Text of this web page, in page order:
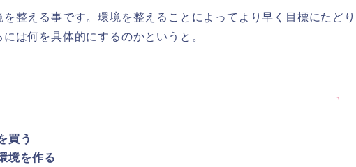
整える事です。環境を整えることによってより早く目標にたどり
は何を具体的にするのかというと。
買う
境を作る